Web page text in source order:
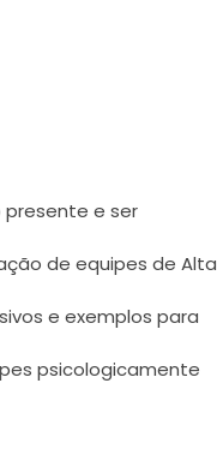
e ser
de equipes de Alta
e exemplos para
psicologicamente